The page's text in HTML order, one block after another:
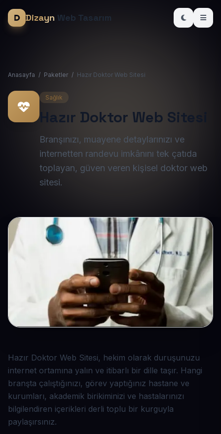
Dizayn Web Tasarım
Anasayfa / Paketler / Hazır Doktor Web Sitesi
Sağlık
Hazır Doktor Web Sitesi
Branşınızı, muayene detaylarınızı ve
internetten randevu imkânını tek çatıda
toplayan, güven veren kişisel doktor web
sitesi.
Hazır Doktor Web Sitesi, hekim olarak duruşunuzu
internet ortamına yalın ve itibarlı bir dille taşır. Hangi
branşta çalıştığınızı, görev yaptığınız hastane ve
kurumları, akademik birikiminizi ve hastalarınızı
bilgilendiren içerikleri derli toplu bir kurguyla
paylaşırsınız.